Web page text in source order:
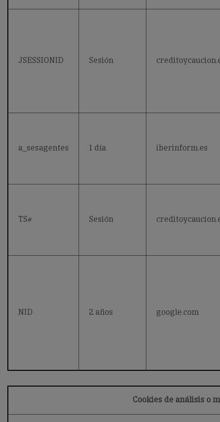
JSESSIONID Sesión
a_sesagentes 1 día iberinform.es
TS# Sesión
NID 2 años google.com
Cookies de análisis o